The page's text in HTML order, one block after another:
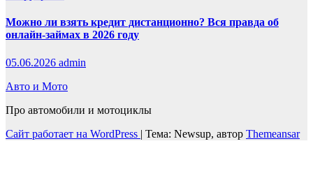
Можно ли взять кредит дистанционно? Вся правда об
онлайн-займах в 2026 году
05.06.2026 admin
Авто и Мото
Про автомобили и мотоциклы
Сайт работает на WordPress | Тема: Newsup, автор Themeansar